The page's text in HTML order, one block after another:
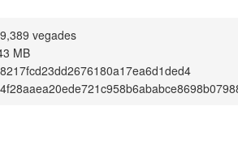
vegades
MB